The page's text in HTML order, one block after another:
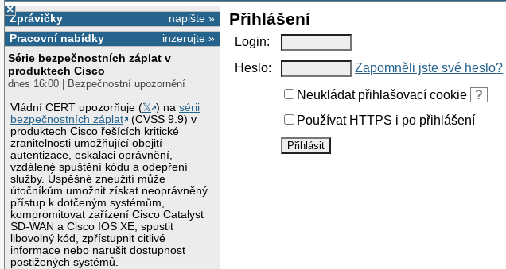
×
napište »
Zprávičky
inzerujte »
Pracovní nabídky
Série bezpečnostních záplat v
produktech Cisco
dnes 16:00 | Bezpečnostní upozornění
Vládní CERT upozorňuje (𝕏 ) nasérii
bezpečnostních záplat
(CVSS 9.9) v
produktech Cisco řešících kritické
zranitelnosti umožňující obejití
autentizace, eskalaci oprávnění,
vzdálené spuštění kódu a odepření
služby. Úspěšné zneužití může
útočníkům umožnit získat neoprávněný
přístup k dotčeným systémům,
kompromitovat zařízení Cisco Catalyst
SD-WAN a Cisco IOS XE, spustit
libovolný kód, zpřístupnit citlivé
informace nebo narušit dostupnost
postižených systémů.
Přihlášení
Login:
Heslo:
Zapomněli jste své heslo?
Neukládat přihlašovací cookie
?
Používat HTTPS i po přihlášení